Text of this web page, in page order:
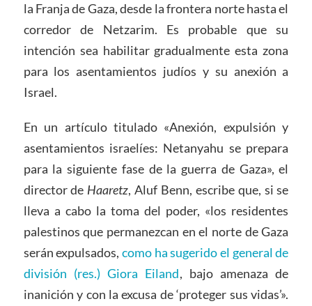
la Franja de Gaza, desde la frontera norte hasta el
corredor de Netzarim. Es probable que su
intención sea habilitar gradualmente esta zona
para los asentamientos judíos y su anexión a
Israel.
En un artículo titulado «Anexión, expulsión y
asentamientos israelíes: Netanyahu se prepara
para la siguiente fase de la guerra de Gaza», el
director de Haaretz, Aluf Benn, escribe que, si se
lleva a cabo la toma del poder, «los residentes
palestinos que permanezcan en el norte de Gaza
serán expulsados, como ha sugerido el general de
división (res.) Giora Eiland, bajo amenaza de
inanición y con la excusa de ‘proteger sus vidas’».